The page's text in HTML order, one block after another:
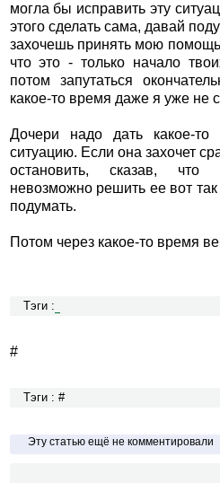
могла бы исправить эту
этого сделать сама, давай
захочешь принять мою
что это - только начало
потом запутаться
какое-то время даже я уже не
Дочери надо дать какое-то
ситуацию. Если она захочет
остановить, сказав,
невозможно решить ее вот
подумать.
Потом через какое-то время
Тэги :
#
Тэги : #
Эту статью ещё не комментировали